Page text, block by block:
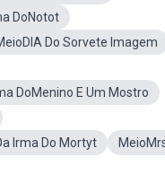
DoNotot
Do Sorvete Imagem
DoMenino E Um Mostro
Irma Do Mortyt